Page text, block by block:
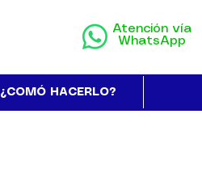
Atención vía
WhatsApp
¿COMÓ HACERLO?